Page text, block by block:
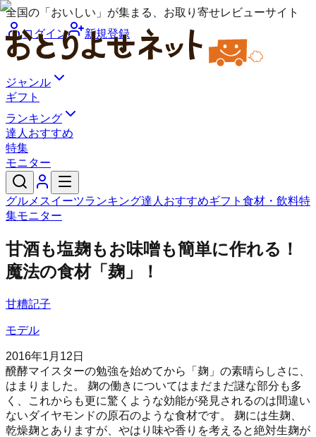
全国の「おいしい」が集まる、お取り寄せレビューサイト
ログイン
新規登録
ジャンル
ギフト
ランキング
達人おすすめ
特集
モニター
グルメ スイーツランキング達人おすすめギフト 食材・飲料特
集モニター
甘酒も塩麹もお味噌も簡単に作れる！
魔法の食材「麹」！
甘糟記子
モデル
2016年1月12日
醗酵マイスターの勉強を始めてから「麹」の素晴らしさに、
はまりました。 麹の働きについてはまだまだ謎な部分も多
く、これからも更に驚くような効能が発見されるのは間違い
ないダイヤモンドの原石のような食材です。 麹には生麹、
乾燥麹とありますが、やはり味や香りを考えると絶対生麹が